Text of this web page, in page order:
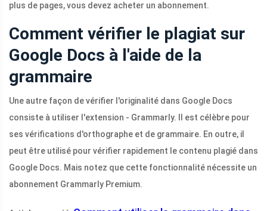
plus de pages, vous devez acheter un abonnement.
Comment vérifier le plagiat sur
Google Docs à l'aide de la
grammaire
Une autre façon de vérifier l'originalité dans Google Docs
consiste à utiliser l'extension - Grammarly. Il est célèbre pour
ses vérifications d'orthographe et de grammaire. En outre, il
peut être utilisé pour vérifier rapidement le contenu plagié dans
Google Docs. Mais notez que cette fonctionnalité nécessite un
abonnement Grammarly Premium.